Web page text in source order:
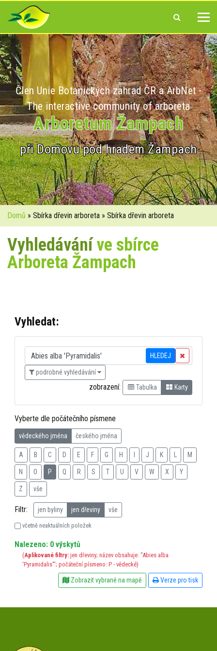
Člen Unie Botanických zahrad ČR a ArbNet -
The interactive community of arboreta
Arboretum Žampach
při Domovu pod hradem Žampach
Domů » Sbírka dřevin arboreta » Sbírka dřevin arboreta
Vyhledáváníve sbírce
Arboreta Žampach
Vyhledat:
HLEDEJ
podrobné vyhledávání
zobrazení: Tabulka Karty
Vyberte dle počátečního písmene
vědeckého jména českého jména
A B C D E F G H J K M
N O P Q R S T U V W X Y
Z vše
Filtr: jen byliny jen dřeviny vše
včetně neaktuálních položek
Nalezeno: 0 výskytů
(Aplikované filtry: jen dřeviny; název obsahuje: "Abies alba
'Pyramidalis'"; počáteční písmeno: P - vědecké)
Zobrazit vybrané na mapě Verze pro tisk